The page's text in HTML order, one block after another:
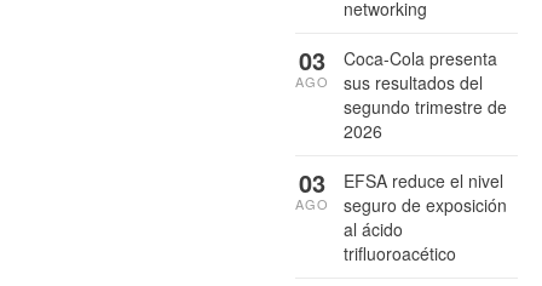
networking
Coca-Cola presenta
sus resultados del
segundo trimestre de
2026
03
AGO
EFSA reduce el nivel
seguro de exposición
al ácido
trifluoroacético
03
AGO